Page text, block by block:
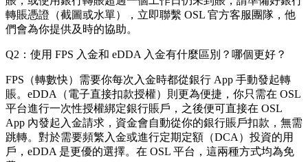
轉賬憑證（截圖或水單），立即聯繫 OSL 官方客服團隊，他
們會為你提供及時的協助。
Q2：使用 FPS 入金和 eDDA 入金有什麼區別？哪個更好？
FPS（轉數快）需要你每次入金時都從銀行 App 手動發起轉
賬。eDDA（電子直接扣款授權）則更為便捷，你只需在 OSL
平台進行一次性授權綁定銀行賬戶，之後便可直接在 OSL
App 內發起入金請求，資金會自動從你的銀行賬戶扣款，無需
跳轉。對於需要頻繁入金或進行定期定額（DCA）投資的用
戶，eDDA 是更優的選擇。在 OSL 平台，這兩種方式均為免